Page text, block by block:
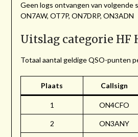
Geen logs ontvangen van volgende
ON7AW, OT7P, ON7DRP, ON3ADN
Uitslag categorie HF
Totaal aantal geldige QSO-punten
Plaats Callsign
1 ON4CFO
2 ON3ANY